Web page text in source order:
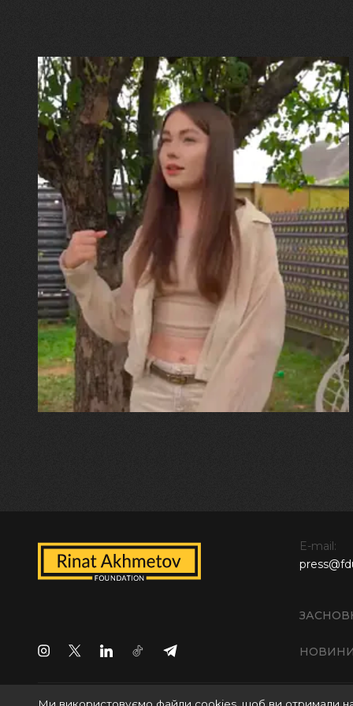
30.07.2026
Калина, Дарина та Віра Папроцькі
"Хвиля була, як від моря,
прозора і велика… Я ледве
встигла схопити племінницю"
E-mail: